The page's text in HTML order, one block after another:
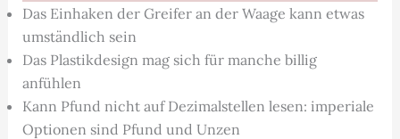
Das Einhaken der Greifer an der Waage kann etwas
umständlich sein
Das Plastikdesign mag sich für manche billig
anfühlen
Kann Pfund nicht auf Dezimalstellen lesen: imperiale
Optionen sind Pfund und Unzen